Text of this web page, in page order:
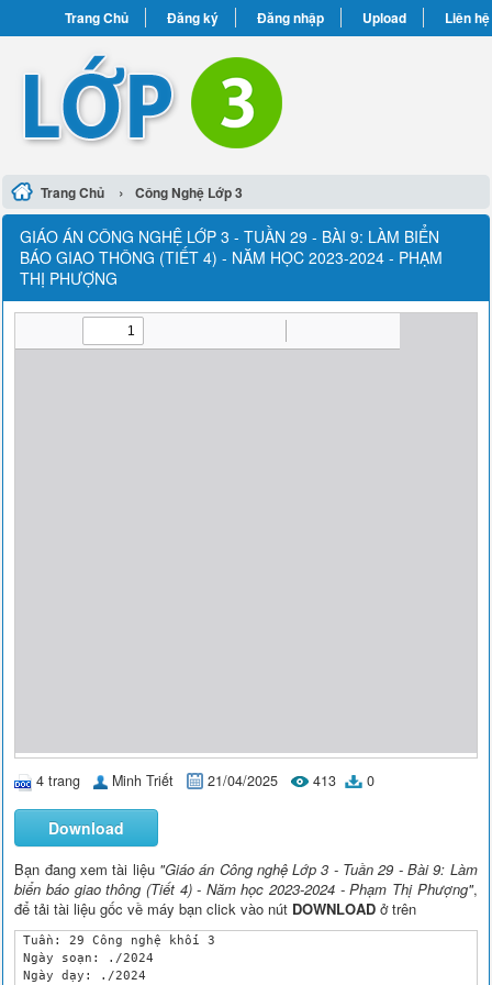
Trang Chủ Đăng ký Đăng nhập Upload Liên hệ
Trang Chủ › Công Nghệ Lớp 3
GIÁO ÁN CÔNG NGHỆ LỚP 3 - TUẦN 29 - BÀI 9: LÀM BIỂN
BÁO GIAO THÔNG (TIẾT 4) - NĂM HỌC 2023-2024 - PHẠM
THỊ PHƯỢNG
4 trang Minh Triết 21/04/2025 413 0
Download
Bạn đang xem tài liệu "Giáo án Công nghệ Lớp 3 - Tuần 29 - Bài 9: Làm
biển báo giao thông (Tiết 4) - Năm học 2023-2024 - Phạm Thị Phượng",
để tải tài liệu gốc về máy bạn click vào nút DOWNLOAD ở trên
Tuần: 29 Công nghệ khối 3
Ngày soạn: ./2024
Ngày dạy: ./2024